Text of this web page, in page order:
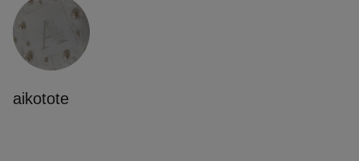
aikotote